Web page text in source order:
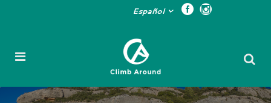
Español